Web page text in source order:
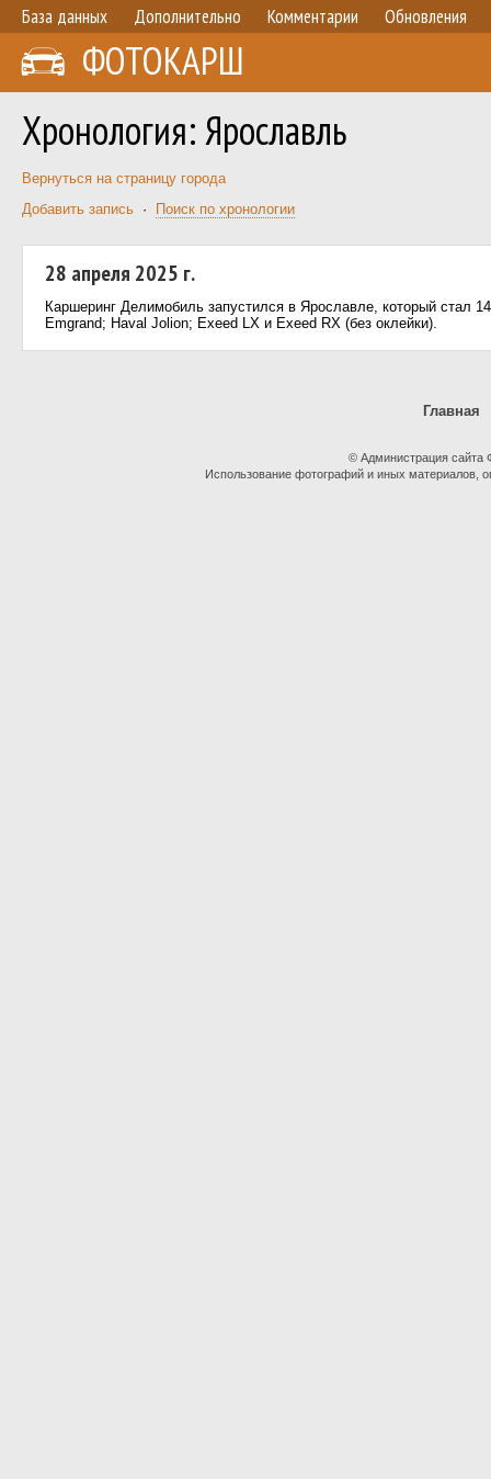
База данных Дополнительно Комментарии Обновления
ФОТОКАРШ
Хронология: Ярославль
Вернуться на страницу города
Добавить запись · Поиск по хронологии
28 апреля 2025 г.
Каршеринг Делимобиль запустился в Ярославле, который стал
Emgrand; Haval Jolion; Exeed LX и Exeed RX (без оклейки).
Главная
© Администрация
Использование фотографий и иных материалов,